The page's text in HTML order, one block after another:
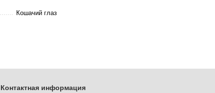
Кошачий глаз
Контактная информация